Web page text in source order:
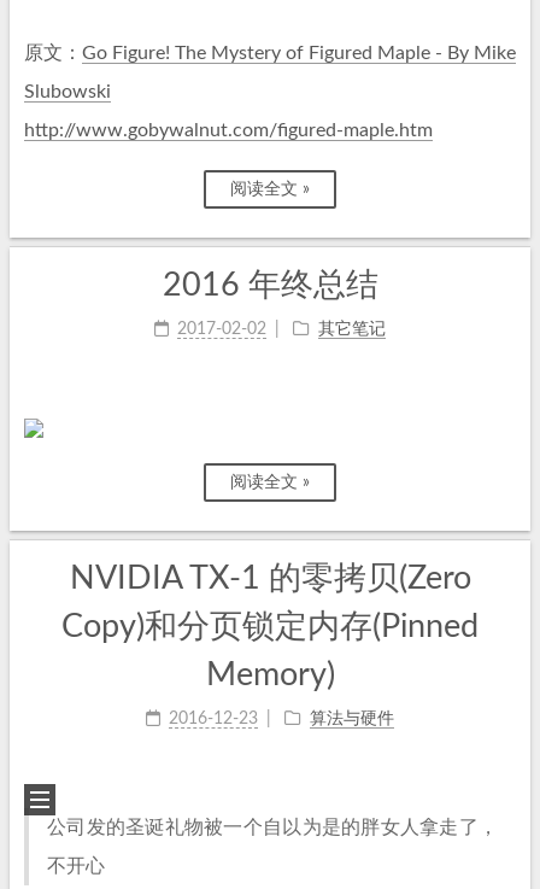
原文： Go Figure! The Mystery of Figured Maple - By Mike
Slubowski
http://www.gobywalnut.com/figured-maple.htm
阅读全文 »
2016 年终总结
2017-02-02 其它笔记
阅读全文 »
NVIDIA TX-1 的零拷贝(Zero
Copy)和分页锁定内存(Pinned
Memory)
2016-12-23 算法与硬件
公司发的圣诞礼物被一个自以为是的胖女人拿走了，
不开心